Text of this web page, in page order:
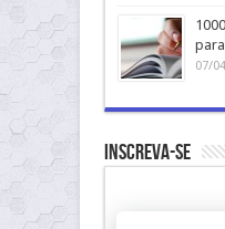
07/
Inscreva-se